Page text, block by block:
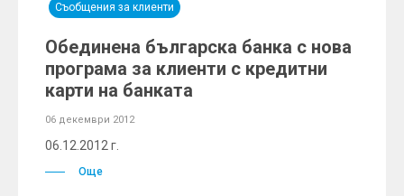
Съобщения за клиенти
Обединена българска банка с нова
програма за клиенти с кредитни
карти на банката
06 декември 2012
06.12.2012 г.
Още